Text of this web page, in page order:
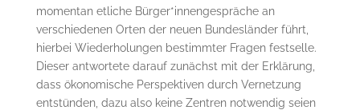
momentan etliche Bürger*innengespräche an
verschiedenen Orten der neuen Bundesländer führt,
hierbei Wiederholungen bestimmter Fragen festselle.
Dieser antwortete darauf zunächst mit der Erklärung,
dass ökonomische Perspektiven durch Vernetzung
entstünden, dazu also keine Zentren notwendig seien